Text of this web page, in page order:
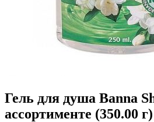
Гель для душа Banna
ассортименте (350.00 г)